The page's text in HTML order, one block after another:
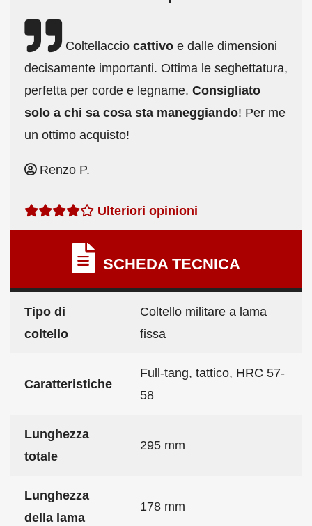
Coltellaccio cattivo e dalle dimensioni
decisamente importanti. Ottima le seghettatura,
perfetta per corde e legname. Consigliato
solo a chi sa cosa sta maneggiando! Per me
un ottimo acquisto!
Renzo P.
Ulteriori opinioni
SCHEDA TECNICA
Tipo di
coltello
Coltello militare a lama
fissa
Caratteristiche
Full-tang, tattico, HRC 57-
58
Lunghezza
totale
295 mm
Lunghezza
della lama
178 mm